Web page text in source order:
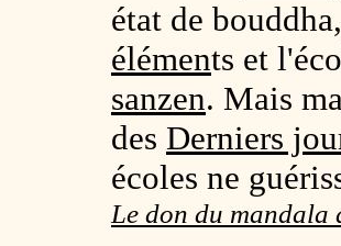
état de
éléments et
sanzen. Mais
des Derniers
écoles ne
Le don du